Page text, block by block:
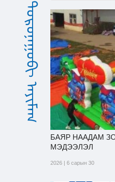
ᠳᠣᠷᠤᠨᠠᠭᠣᠪᠢ ᠠᠶᠢᠮᠠᠭ
БАЯР НААДАМ
МЭДЭЭЛЭЛ
2026 | 6 сарын 30